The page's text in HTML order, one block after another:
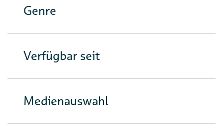
Genre
Verfügbar seit
Medienauswahl